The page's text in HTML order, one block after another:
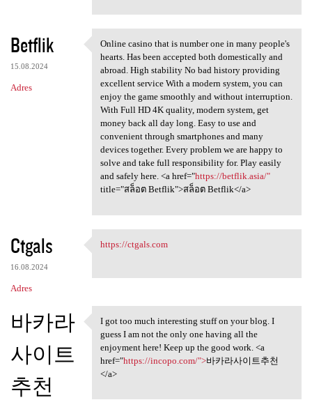
Betflik
15.08.2024
Adres
Online casino that is number
Online casino that is number one in many people's
hearts. Has been accepted both domestically and
abroad. High stability No bad history providing
excellent service With a modern system, you can
enjoy the game smoothly and without interruption.
With Full HD 4K quality, modern system, get
money back all day long. Easy to use and
convenient through smartphones and many
devices together. Every problem we are happy to
solve and take full responsibility for. Play easily
and safely here. <a href="https://betflik.asia/"
title="สล็อต Betflik">สล็อต Betflik</a>
Ctgals
16.08.2024
Adres
https://ctgals.com
https://ctgals.com
바카라
사이트
추천
I got too much interesting
I got too much interesting stuff on your blog. I
guess I am not the only one having all the
enjoyment here! Keep up the good work. <a
href="https://incopo.com/">바카라사이트추천
</a>